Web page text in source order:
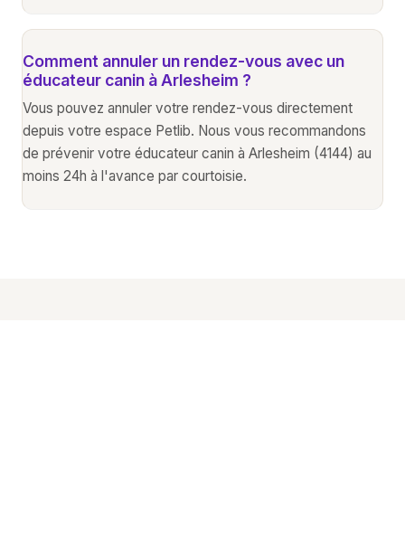
Comment annuler un rendez-vous avec un
éducateur canin à Arlesheim ?
Vous pouvez annuler votre rendez-vous directement
depuis votre espace Petlib. Nous vous recommandons
de prévenir votre éducateur canin à Arlesheim (4144) au
moins 24h à l'avance par courtoisie.